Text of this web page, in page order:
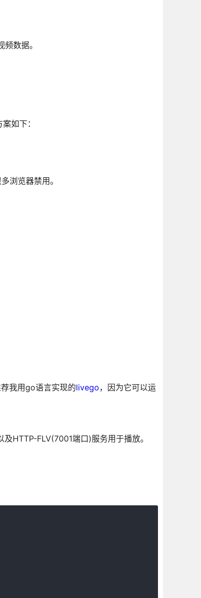
数据。
如下：
浏览器禁用。
我用go语言实现的livego，因为它可以运
HTTP-FLV(7001端口)服务用于播放。